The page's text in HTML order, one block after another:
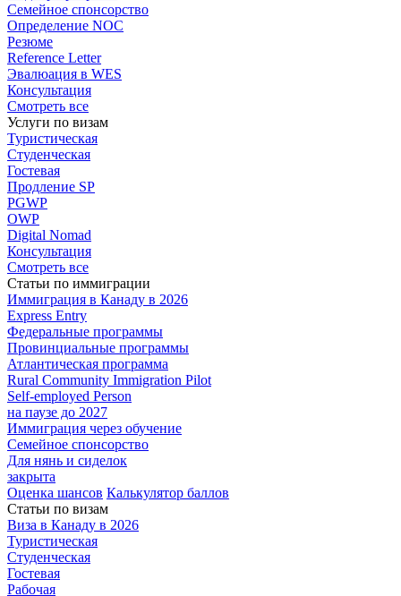
Семейное спонсорство
Определение NOC
Резюме
Reference Letter
Эвалюация в WES
Консультация
Смотреть все
Услуги по визам
Туристическая
Студенческая
Гостевая
Продление SP
PGWP
OWP
Digital Nomad
Консультация
Смотреть все
Статьи по иммиграции
Иммиграция в Канаду в 2026
Express Entry
Федеральные программы
Провинциальные программы
Атлантическая программа
Rural Community Immigration Pilot
Self-employed Person
на паузе до 2027
Иммиграция через обучение
Семейное спонсорство
Для нянь и сиделок
закрыта
Оценка шансов Калькулятор баллов
Статьи по визам
Виза в Канаду в 2026
Туристическая
Студенческая
Гостевая
Рабочая